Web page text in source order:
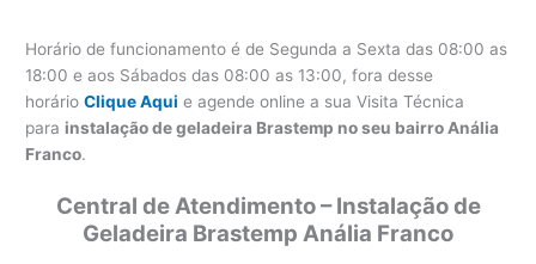
Horário de funcionamento é de Segunda a Sexta das 08:00 as
18:00 e aos Sábados das 08:00 as 13:00, fora desse
horárioClique Aqui e agende online a sua Visita Técnica
para instalação de geladeira Brastemp no seu bairro Anália
Franco.
Central de Atendimento – Instalação de
Geladeira Brastemp Anália Franco